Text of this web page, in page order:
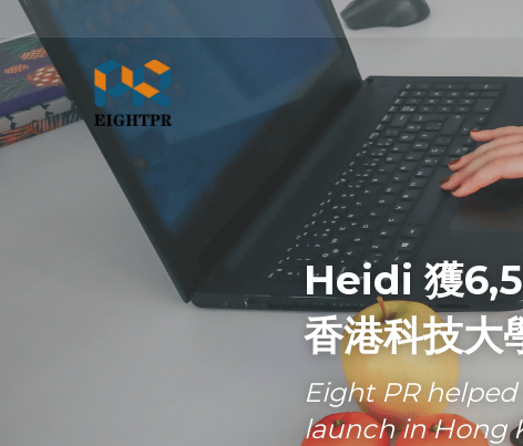
Heidi 獲
香港科技大
Eight PR
launch in Hong